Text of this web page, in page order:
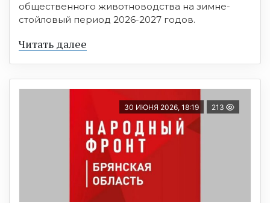
общественного животноводства на зимне-
стойловый период 2026-2027 годов.
Читать далее
30 ИЮНЯ 2026, 18:19 213